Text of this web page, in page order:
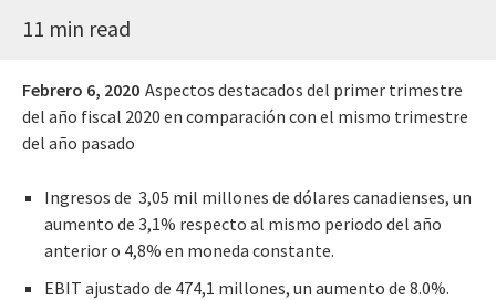
11 min read
Febrero 6, 2020 Aspectos destacados del primer trimestre
del año fiscal 2020 en comparación con el mismo trimestre
del año pasado
Ingresos de 3,05 mil millones de dólares canadienses, un
aumento de 3,1% respecto al mismo periodo del año
anterior o 4,8% en moneda constante.
EBIT ajustado de 474,1 millones, un aumento de 8.0%.